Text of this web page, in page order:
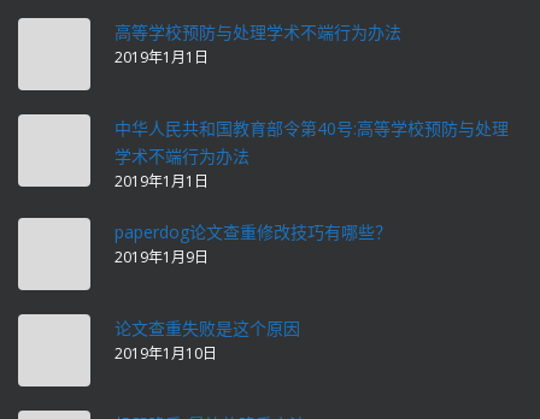
高等学校预防与处理学术不端行为办法
2019年1月1日
中华人民共和国教育部令第40号:高等学校预防与处理
学术不端行为办法
2019年1月1日
paperdog论文查重修改技巧有哪些？
2019年1月9日
论文查重失败是这个原因
2019年1月10日